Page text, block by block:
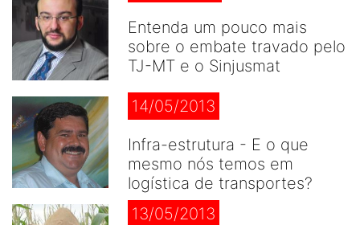
Entenda um pouco mais
sobre o embate travado pelo
TJ-MT e o Sinjusmat
14/05/2013
Infra-estrutura - E o que
mesmo nós temos em
logística de transportes?
13/05/2013